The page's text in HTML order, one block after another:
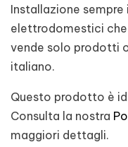
Installazione sempre
elettrodomestici
vende solo prodotti
italiano.
Questo prodotto è
Consulta la nostra
maggiori dettagli.